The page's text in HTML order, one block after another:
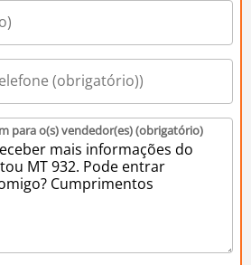
para o(s) vendedor(es) (obrigatório)